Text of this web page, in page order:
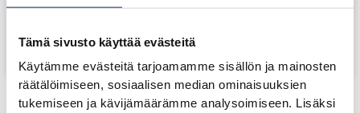
Tämä sivusto käyttää evästeitä
Käytämme evästeitä tarjoamamme sisällön ja mainosten
räätälöimiseen, sosiaalisen median ominaisuuksien
tukemiseen ja kävijämäärämme analysoimiseen. Lisäksi
talonäyttely Valkeakoskella